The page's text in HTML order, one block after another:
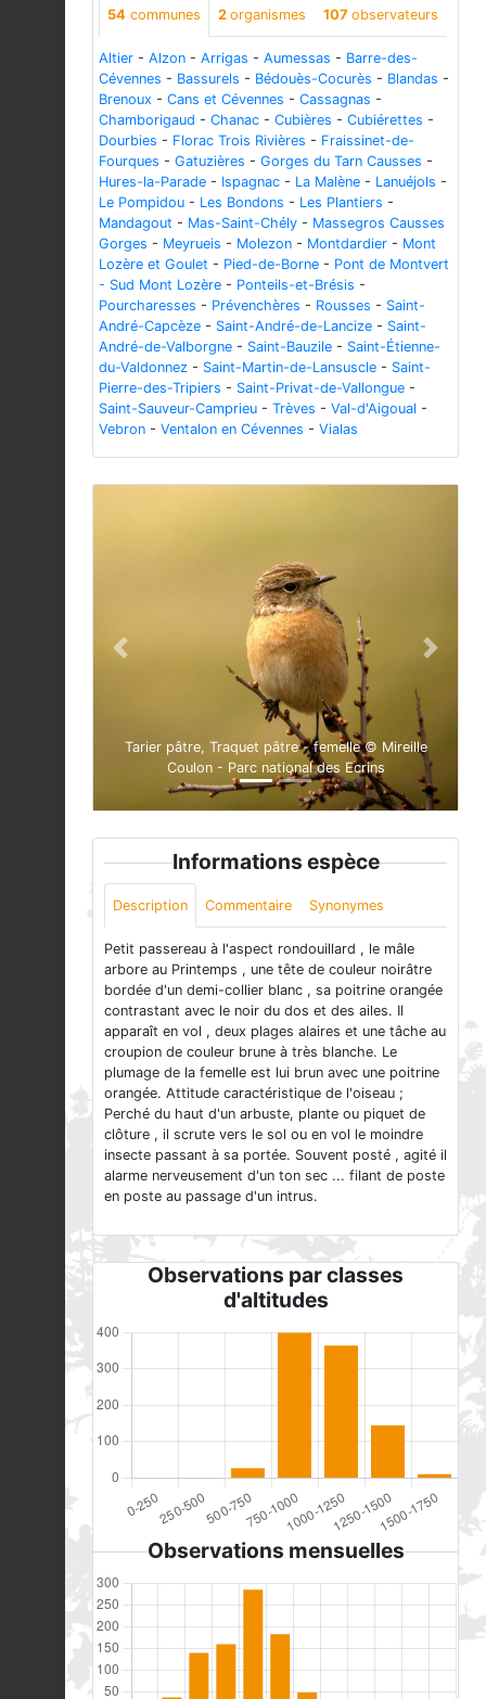
54 communes 2 organismes 107 observateurs
Altier - Alzon - Arrigas - Aumessas - Barre-des-
Cévennes - Bassurels - Bédouès-Cocurès - Blandas -
Brenoux - Cans et Cévennes - Cassagnas -
Chamborigaud - Chanac - Cubières - Cubiérettes -
Dourbies - Florac Trois Rivières - Fraissinet-de-
Fourques - Gatuzières - Gorges du Tarn Causses -
Hures-la-Parade - Ispagnac - La Malène - Lanuéjols -
Le Pompidou - Les Bondons - Les Plantiers -
Mandagout - Mas-Saint-Chély - Massegros Causses
Gorges - Meyrueis - Molezon - Montdardier - Mont
Lozère et Goulet - Pied-de-Borne - Pont de Montvert
- Sud Mont Lozère - Ponteils-et-Brésis -
Pourcharesses - Prévenchères - Rousses - Saint-
André-Capcèze - Saint-André-de-Lancize - Saint-
André-de-Valborgne - Saint-Bauzile - Saint-Étienne-
du-Valdonnez - Saint-Martin-de-Lansuscle - Saint-
Pierre-des-Tripiers - Saint-Privat-de-Vallongue -
Saint-Sauveur-Camprieu - Trèves - Val-d'Aigoual -
Vebron - Ventalon en Cévennes - Vialas
Tarier pâtre, Traquet pâtre - femelle © Mireille
Coulon - Parc national des Ecrins
Previous Next
Informations espèce
Description Commentaire Synonymes
Petit passereau à l'aspect rondouillard , le mâle
arbore au Printemps , une tête de couleur noirâtre
bordée d'un demi-collier blanc , sa poitrine orangée
contrastant avec le noir du dos et des ailes. Il
apparaît en vol , deux plages alaires et une tâche au
croupion de couleur brune à très blanche. Le
plumage de la femelle est lui brun avec une poitrine
orangée. Attitude caractéristique de l'oiseau ;
Perché du haut d'un arbuste, plante ou piquet de
clôture , il scrute vers le sol ou en vol le moindre
insecte passant à sa portée. Souvent posté , agité il
alarme nerveusement d'un ton sec ... filant de poste
en poste au passage d'un intrus.
Observations par classes
d'altitudes
Observations mensuelles